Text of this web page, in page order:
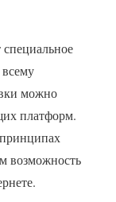
можно
платформ.
возможность